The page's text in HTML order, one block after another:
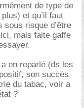
de type de
et qu’il faut
sous risque d’être
mais faite gaffe
en reparlé (ds les
son succès
du tabac, voir a
?